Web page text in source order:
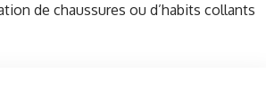
de chaussures ou d’habits collants